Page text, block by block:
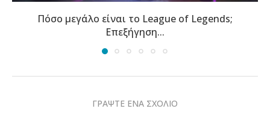
Τα νέα γραφεία της TCL στην Αθήνα φιλοξενούν...